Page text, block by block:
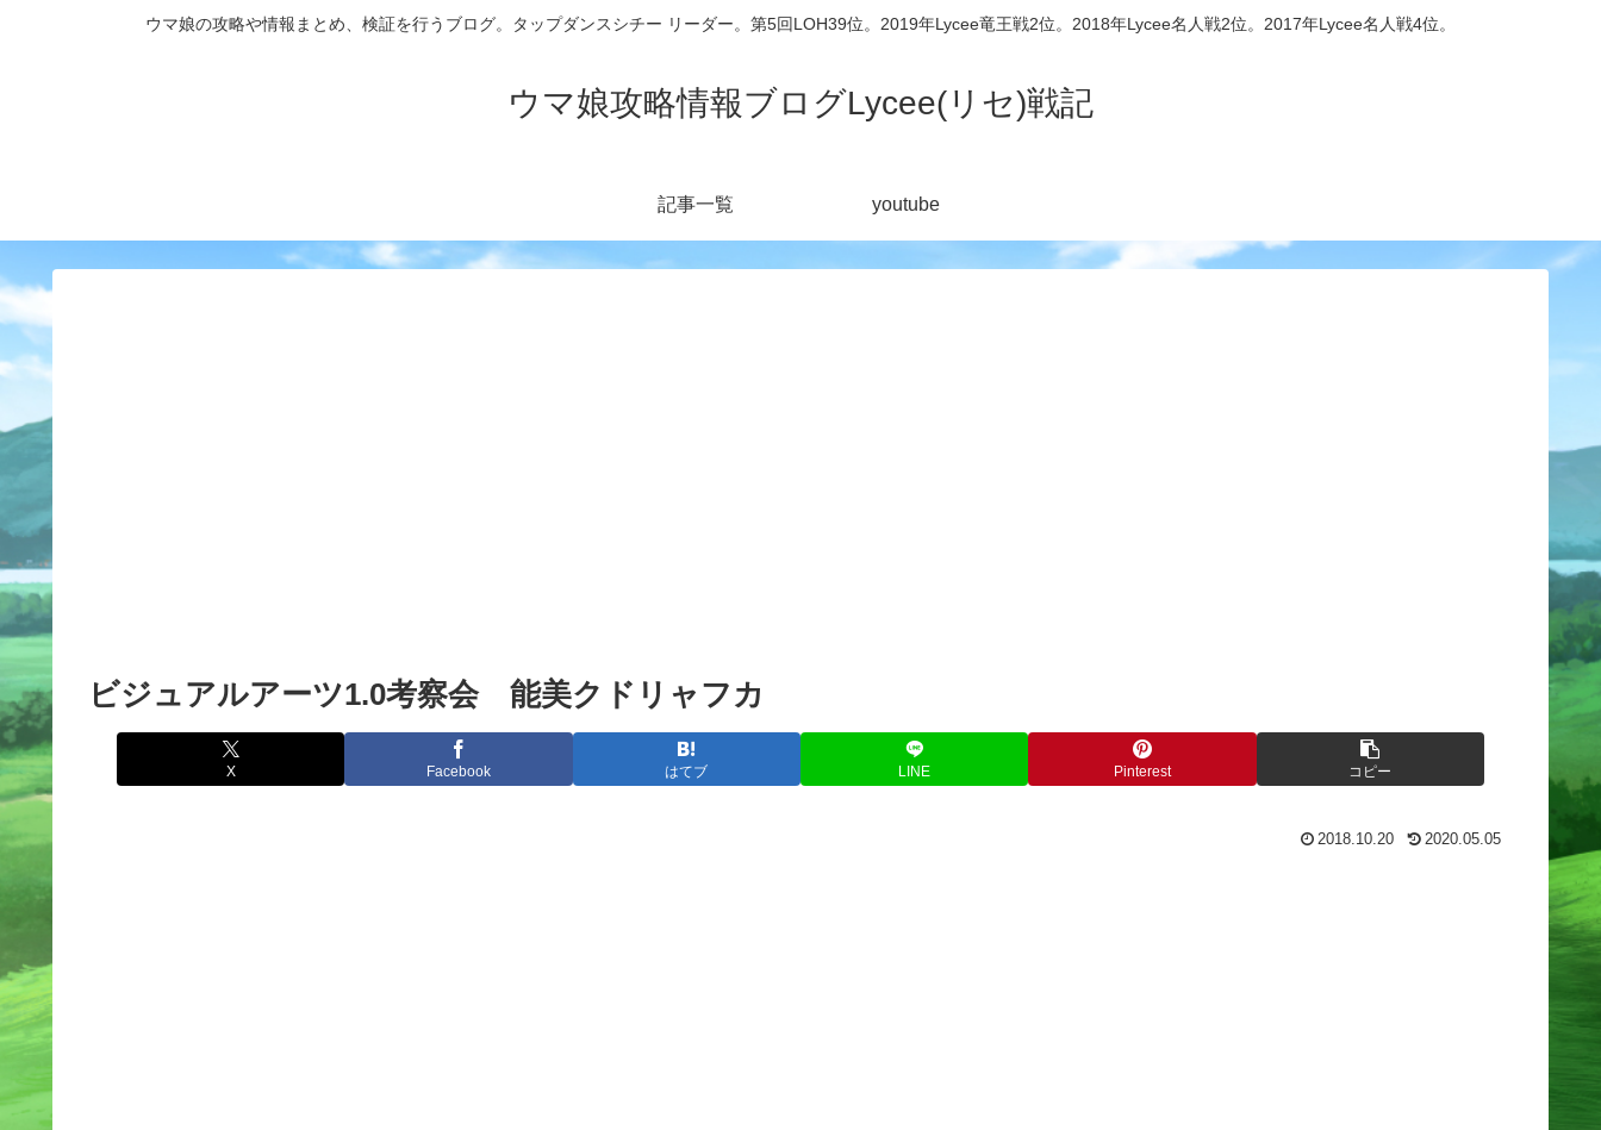
ウマ娘の攻略や情報まとめ、検証を行うブログ。タップダンスシチー リーダー。第5回LOH39位。2019年Lycee竜王戦2位。2018年Lycee名人戦2位。2017年Lycee名人戦4位。
ウマ娘攻略情報ブログLycee(リセ)戦記
記事一覧 youtube
ビジュアルアーツ1.0考察会 能美クドリャフカ
X Facebook はてブ LINE Pinterest コピー
2018.10.20 2020.05.05